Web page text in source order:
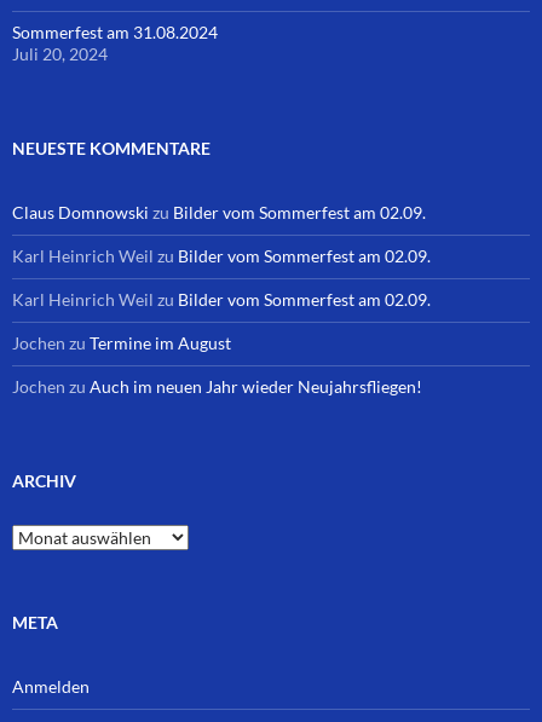
Sommerfest am 31.08.2024
Juli 20, 2024
NEUESTE KOMMENTARE
Claus Domnowski zu Bilder vom Sommerfest am 02.09.
Karl Heinrich Weil zu Bilder vom Sommerfest am 02.09.
Karl Heinrich Weil zu Bilder vom Sommerfest am 02.09.
Jochen zu Termine im August
Jochen zu Auch im neuen Jahr wieder Neujahrsfliegen!
ARCHIV
Archiv
META
Anmelden